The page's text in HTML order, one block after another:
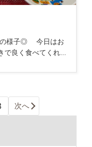
様子◎ 今日はお
で良く食べてくれ...
次へ